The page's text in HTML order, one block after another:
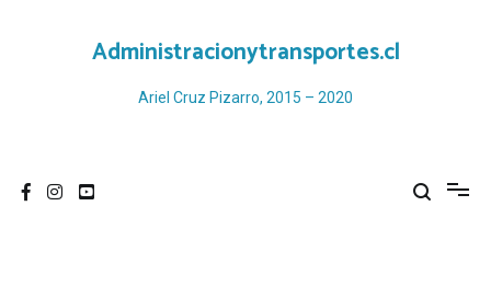
Administracionytransportes.cl
Ariel Cruz Pizarro, 2015 – 2020